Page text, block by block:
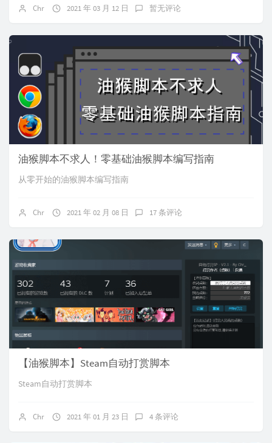
Chr 2021 年 03 月 12 日 暂无评论
油猴脚本不求人！零基础油猴脚本编写指南
从零开始的油猴脚本编写指南
Chr 2021 年 02 月 08 日 17 条评论
【油猴脚本】Steam自动打赏脚本
Steam自动打赏脚本
Chr 2021 年 01 月 23 日 4 条评论